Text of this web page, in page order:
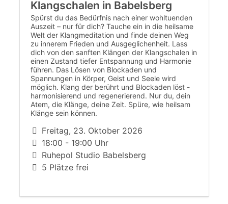
Klangschalen in Babelsberg
Spürst du das Bedürfnis nach einer wohltuenden
Auszeit – nur für dich? Tauche ein in die heilsame
Welt der Klangmeditation und finde deinen Weg
zu innerem Frieden und Ausgeglichenheit. Lass
dich von den sanften Klängen der Klangschalen in
einen Zustand tiefer Entspannung und Harmonie
führen. Das Lösen von Blockaden und
Spannungen in Körper, Geist und Seele wird
möglich. Klang der berührt und Blockaden löst -
harmonisierend und regenerierend. Nur du, dein
Atem, die Klänge, deine Zeit. Spüre, wie heilsam
Klänge sein können.
Freitag, 23. Oktober 2026
18:00 - 19:00 Uhr
Ruhepol Studio Babelsberg
5 Plätze frei